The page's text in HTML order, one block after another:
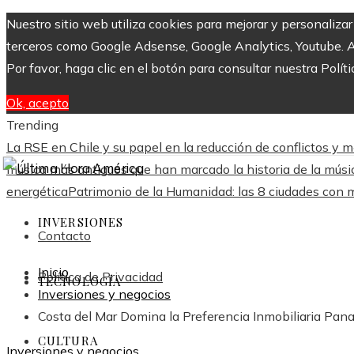
Nuestro sitio web utiliza cookies para mejorar y
terceros como Google Adsense, Google Analytics,
Por favor, haga clic en el botón para consultar nuestra
Ok, acepto
Trending
La RSE en Chile y su papel en la reducción de conflictos y
música más antiguos que han marcado la historia de la
energéticaPatrimonio de la Humanidad: las 8 ciudades con
Contacto
Política de Privacidad
INVERSIONES
TECNOLOGÍA
CULTURA
Inicio
Inversiones y negocios
Costa del Mar Domina la Preferencia Inmobiliaria
Inversiones y negocios